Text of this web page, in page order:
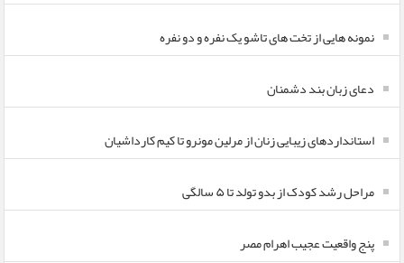
نمونه هایی از تخت های تاشو یک نفره و دو نفره
دعای زبان بند دشمنان
استانداردهای زیبایی زنان از مرلین مونرو تا کیم کارداشیان
مراحل رشد کودک از بدو تولد تا ۵ سالگی
پنج واقعیت عجیب اهرام مصر